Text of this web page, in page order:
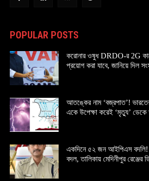
POPULAR POSTS
করোনার ওষুধ DRDO-র 2G
প্রয়োগ করা যাবে, জানিয়ে দিল
আতঙ্কের নাম ‘বজ্রপাত’!
একে উপেক্ষা করেই ‘মৃত্যু’ ডেকে
একদিনে ৫২ জন আইপিএস বদলি!
বদল, তালিকায় মেদিনীপুর রেঞ্জের